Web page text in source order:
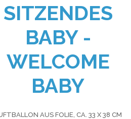
SITZENDES
BABY -
WELCOME
BABY
AUS FOLIE, CA. 33 X 38 CM